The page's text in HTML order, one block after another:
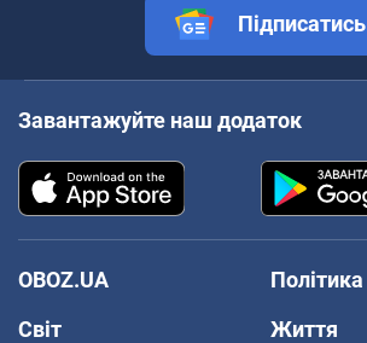
Підписатись
Завантажуйте наш додаток
OBOZ.UA
Політика
Світ
Життя